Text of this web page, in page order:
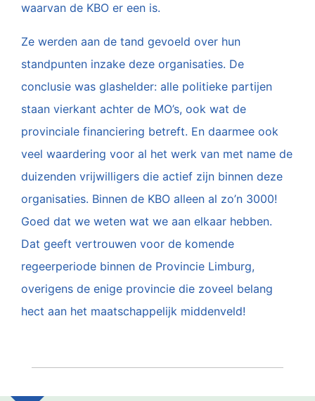
waarvan de KBO er een is.
Ze werden aan de tand gevoeld over hun
standpunten inzake deze organisaties. De
conclusie was glashelder: alle politieke partijen
staan vierkant achter de MO’s, ook wat de
provinciale financiering betreft. En daarmee ook
veel waardering voor al het werk van met name de
duizenden vrijwilligers die actief zijn binnen deze
organisaties. Binnen de KBO alleen al zo’n 3000!
Goed dat we weten wat we aan elkaar hebben.
Dat geeft vertrouwen voor de komende
regeerperiode binnen de Provincie Limburg,
overigens de enige provincie die zoveel belang
hect aan het maatschappelijk middenveld!